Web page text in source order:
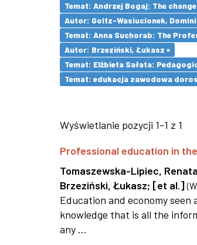
Temat: Andrzej Bogaj: The
Autor: Goltz-Wasiucionek,
Temat: Anna Suchorab: The
Autor: Brzeziński, Łukasz ×
Temat: Elżbieta Sałata:
Temat: edukacja zawodowa
Wyświetlanie pozycji 1-1 z 1
Professional education in
Tomaszewska-Lipiec, Renata
Brzeziński, Łukasz; [et al.] (
Education and economy
knowledge that is all the
any ...